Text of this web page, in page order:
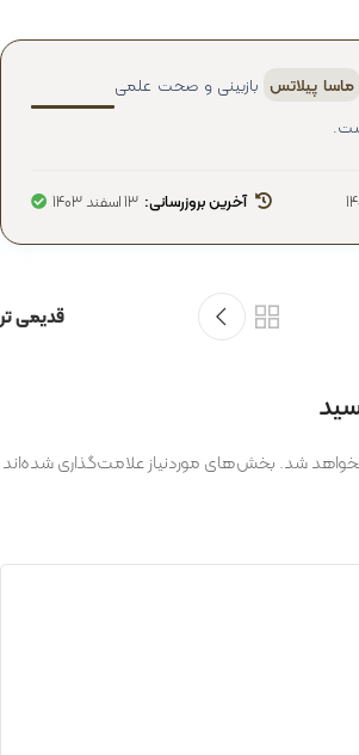
ماسا پیلاتس بازبینی و صحت علمی
آخرین بروزرسانی: 13 اسفند 1403
قدیمی تر
شد.بخش‌های موردنیاز علامت‌گذاری شده‌اند